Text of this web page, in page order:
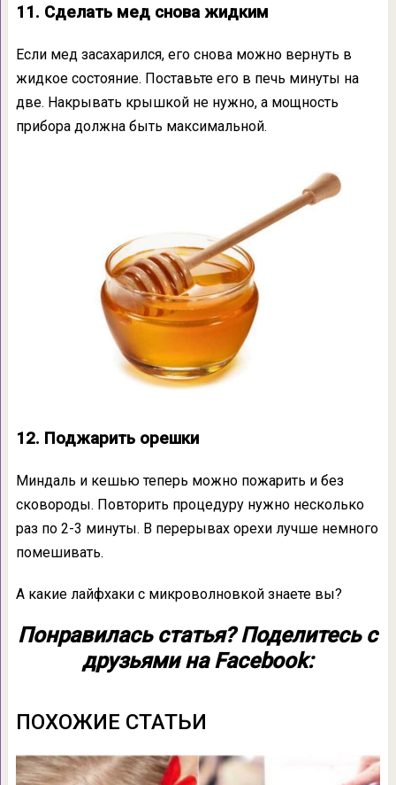
11. Сделать мед снова жидким
Если мед засахарился, его снова можно вернуть в
жидкое состояние. Поставьте его в печь минуты на
две. Накрывать крышкой не нужно, а мощность
прибора должна быть максимальной.
12. Поджарить орешки
Миндаль и кешью теперь можно пожарить и без
сковороды. Повторить процедуру нужно несколько
раз по 2-3 минуты. В перерывах орехи лучше немного
помешивать.
А какие лайфхаки с микроволновкой знаете вы?
Понравилась статья? Поделитесь с
друзьями на Facebook:
ПОХОЖИЕ СТАТЬИ